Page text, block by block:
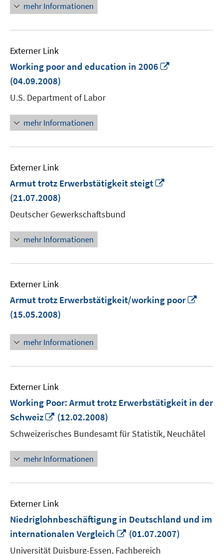
mehr Informationen
Externer Link
Working poor and education in 2006
(04.09.2008)
U.S. Department of Labor
mehr Informationen
Externer Link
Armut trotz Erwerbstätigkeit steigt
(21.07.2008)
Deutscher Gewerkschaftsbund
mehr Informationen
Externer Link
Armut trotz Erwerbstätigkeit/working poor
(15.05.2008)
mehr Informationen
Externer Link
Working Poor: Armut trotz Erwerbstätigkeit in der
Schweiz
In
neuem
Fenster
öffnen
(12.02.2008)
Schweizerisches Bundesamt für Statistik, Neuchâtel
mehr Informationen
Externer Link
Niedriglohnbeschäftigung in Deutschland und im
internationalen Vergleich
In
neuem
(01.07.2007)
Universität Duisburg-Essen, Fachbereich